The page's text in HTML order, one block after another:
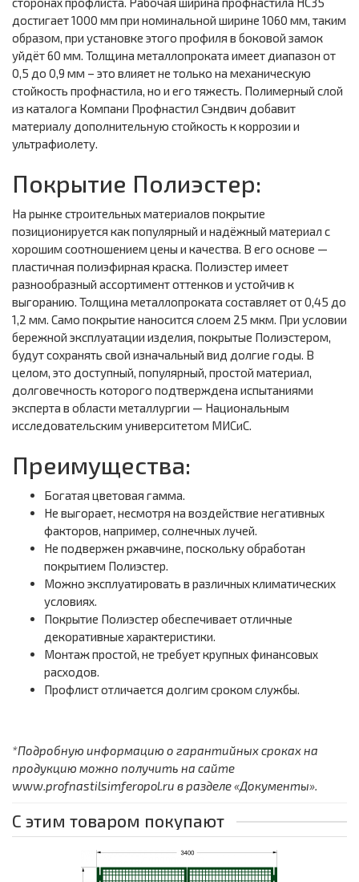
достигает 1000 мм при номинальной ширине 1060 мм, таким
образом, при установке этого профиля в боковой замок
уйдёт 60 мм. Толщина металлопроката имеет диапазон от
0,5 до 0,9 мм – это влияет не только на механическую
стойкость профнастила, но и его тяжесть. Полимерный слой
из каталога Компани Профнастил Сэндвич добавит
материалу дополнительную стойкость к коррозии и
ультрафиолету.
Покрытие Полиэстер:
На рынке строительных материалов покрытие
позиционируется как популярный и надёжный материал с
хорошим соотношением цены и качества. В его основе —
пластичная полиэфирная краска. Полиэстер имеет
разнообразный ассортимент оттенков и устойчив к
выгоранию. Толщина металлопроката составляет от 0,45 до
1,2 мм. Само покрытие наносится слоем 25 мкм. При условии
бережной эксплуатации изделия, покрытые Полиэстером,
будут сохранять свой изначальный вид долгие годы. В
целом, это доступный, популярный, простой материал,
долговечность которого подтверждена испытаниями
эксперта в области металлургии — Национальным
исследовательским университетом МИСиС.
Преимущества:
Богатая цветовая гамма.
Не выгорает, несмотря на воздействие негативных
факторов, например, солнечных лучей.
Не подвержен ржавчине, поскольку обработан
покрытием Полиэстер.
Можно эксплуатировать в различных климатических
условиях.
Покрытие Полиэстер обеспечивает отличные
декоративные характеристики.
Монтаж простой, не требует крупных финансовых
расходов.
Профлист отличается долгим сроком службы.
*Подробную информацию о гарантийных сроках на
продукцию можно получить на сайте
www.profnastilsimferopol.ru в разделе «Документы».
С этим товаром покупают